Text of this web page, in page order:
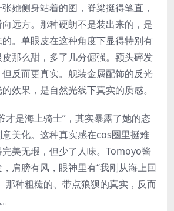
她侧身站着的图，脊梁挺得笔直，
远方。那种硬朗不是装出来的，是
。单眼皮在这种角度下显得特别有
那么甜，多了几分倔强。额头碎发
反而更真实。舰装金属配饰的反光
效果，是自然光线下真实的质感。
才是海上骑士”，其实暴露了她的态
美化。这种真实感在cos圈里挺难
美无瑕，但少了人味。Tomoyo酱
肩膀有风，眼神里有“我刚从海上回
那种粗糙的、带点狼狈的真实，反而